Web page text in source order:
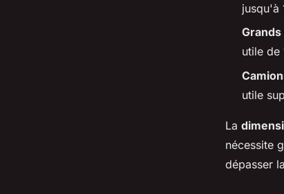
jusqu'à
utile de
utile
La
nécessite
dépasser